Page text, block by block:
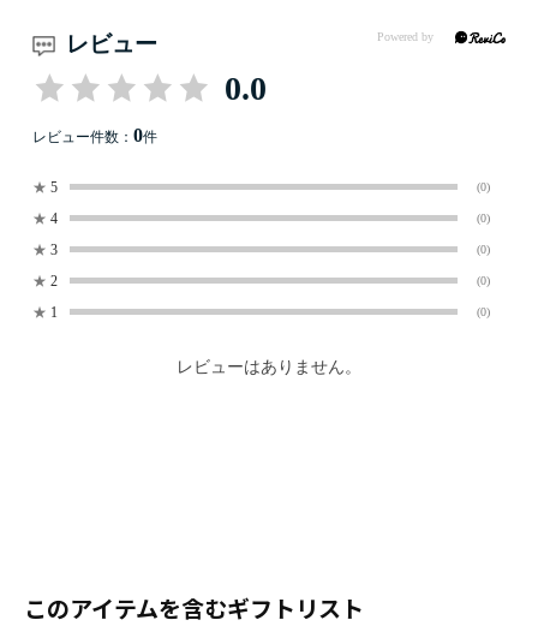
レビュー
0.0
レビュー件数： 0件
★ 5 (0)
★ 4 (0)
★ 3 (0)
★ 2 (0)
★ 1 (0)
レビューはありません。
このアイテムを含むギフトリスト